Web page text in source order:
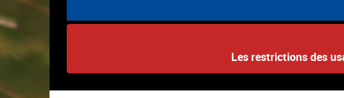
Les restrictions des